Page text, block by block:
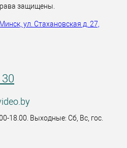
защищены.
ул. Стахановская д. 27,
18.00. Выходные: Сб, Вс, гос.